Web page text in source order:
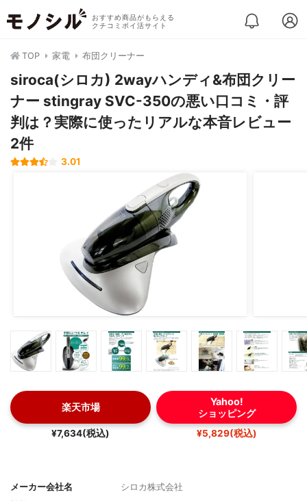
おすすめ商品がもらえる
クチコミポイ活サイト
TOP 家電 布団クリーナー
siroca(シロカ) 2wayハンディ&布団クリー
ナー stingray SVC-350の悪い口コミ・評
判は？実際に使ったリアルな本音レビュー
2件
3.01
楽天市場
¥7,634(税込)
Yahoo!
ショッピング
¥5,829(税込)
メーカー会社名
シロカ株式会社